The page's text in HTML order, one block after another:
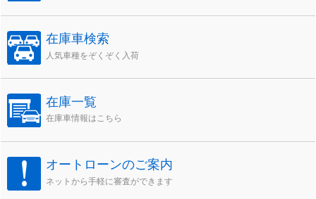
在庫車検索
人気車種をぞくぞく入荷
在庫一覧
在庫車情報はこちら
オートローンのご案内
ネットから手軽に審査ができます